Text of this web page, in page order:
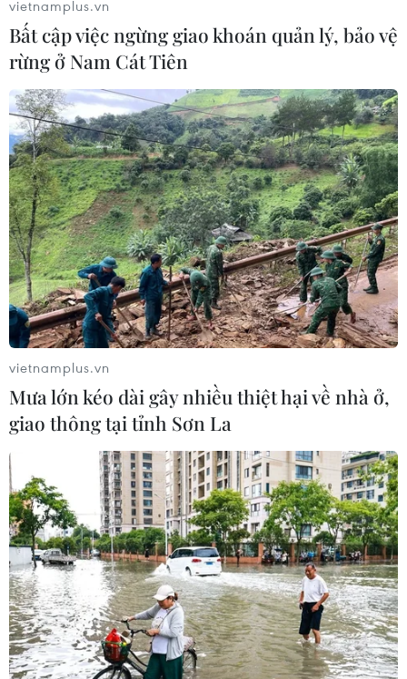
Cha mẹ đi vắng, hai cháu nhỏ đuối nước,
tử vong dưới ao sau nhà
02/03/2020 02:14
Hai cháu Lê Văn Phố (11 tuổi) và Lại Tiến Minh (9 tuổi) trú
cùng xóm tại thôn 3, xã Thuận Hà, huyện Đắk Song, tỉnh
Đắk Nông rủ nhau ra ao sau nhà chơi và ngã xuống ao,
dẫn đến đuối nước.
Quảng Bình: Một du khách bị sóng cuốn
mất tích khi tắm biển
04/05/2020 04:12
Trong lúc đang tắm ở bãi biển Quang Phú, thành phố
vietnamplus.vn
Bất cập việc ngừng giao khoán quản lý, bảo vệ
rừng ở Nam Cát Tiên
vietnamplus.vn
Mưa lớn kéo dài gây nhiều thiệt hại về nhà ở,
giao thông tại tỉnh Sơn La